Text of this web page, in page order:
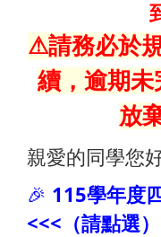
⚠請務必於
續，逾期
放
親愛的同學您
🎉 115學年度
<<<（請點選